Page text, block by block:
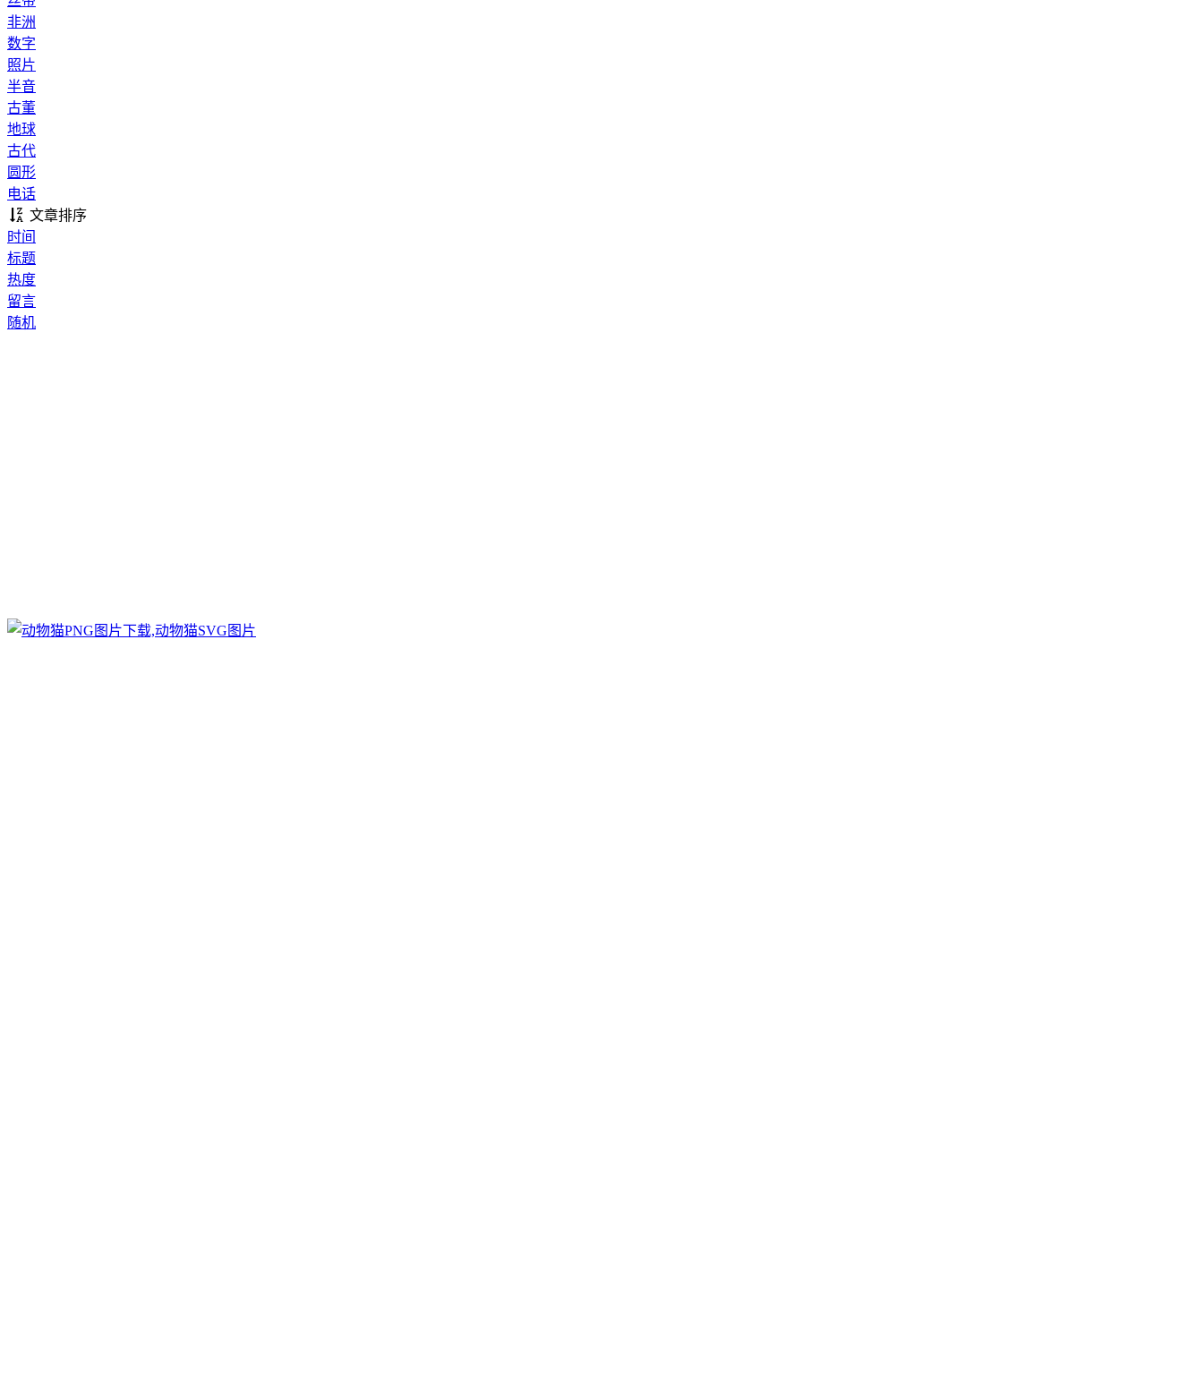
非洲
数字
照片
半音
古董
地球
古代
圆形
电话
文章排序
时间
标题
热度
留言
随机